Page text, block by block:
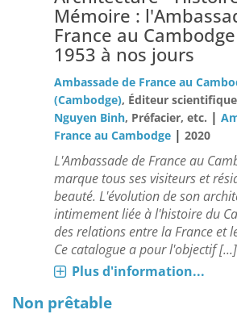
Mémoire :
France au
1953 à nos jours
Ambassade de France au
(Cambodge), Éditeur
Nguyen Binh, Préfacier, etc. |
France au Cambodge |2020
L'Ambassade de France au
marque tous ses visiteurs et
beauté. L'évolution de son
intimement liée à l'histoire du
des relations entre la France et
Ce catalogue a pour l'objectif [...]
Plus d'information...
Non prêtable